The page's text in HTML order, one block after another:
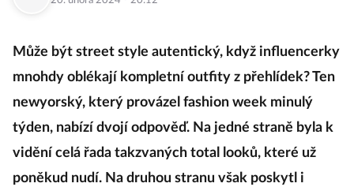
Může být street style autentický, když influencerky
mnohdy oblékají kompletní outfity z přehlídek? Ten
newyorský, který provázel fashion week minulý
týden, nabízí dvojí odpověď. Na jedné straně byla k
vidění celá řada takzvaných total looků, které už
poněkud nudí. Na druhou stranu však poskytl i